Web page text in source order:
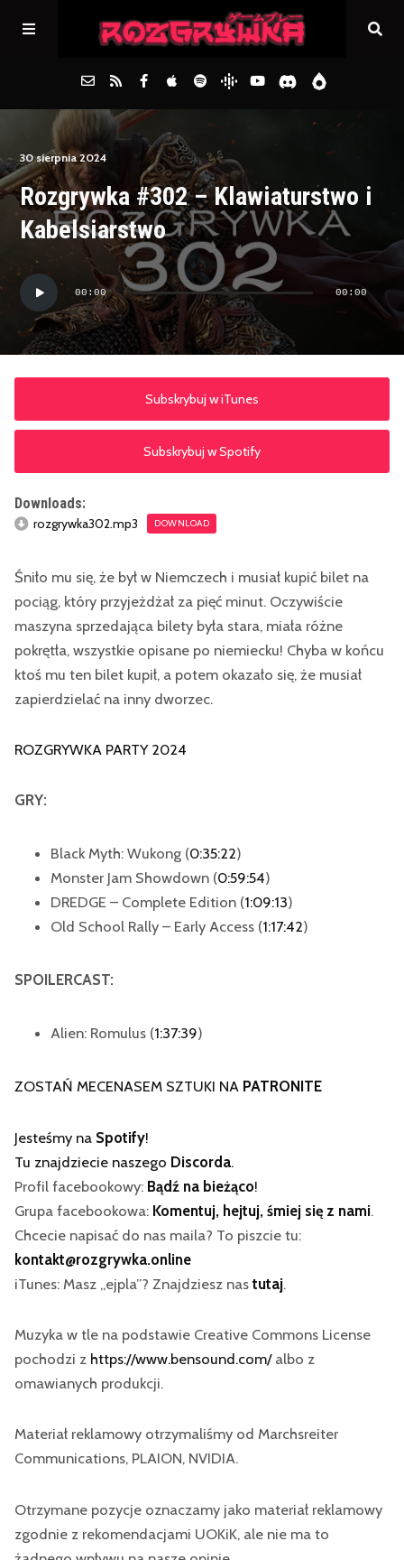
Główna
Archiwum
FAQs
Kontakt
30 sierpnia 2024
Rozgrywka #302 – Klawiaturstwo i
Kabelsiarstwo
Odtwarzacz
plików
dźwiękowych
00:00 00:00
Subskrybuj w iTunes
Subskrybuj w Spotify
Downloads:
rozgrywka302.mp3 DOWNLOAD
Śniło mu się, że był w Niemczech i musiał kupić bilet na
pociąg, który przyjeżdżał za pięć minut. Oczywiście
maszyna sprzedająca bilety była stara, miała różne
pokrętła, wszystkie opisane po niemiecku! Chyba w końcu
ktoś mu ten bilet kupił, a potem okazało się, że musiał
zapierdzielać na inny dworzec.
ROZGRYWKA PARTY 2024
GRY:
Black Myth: Wukong (0:35:22)
Monster Jam Showdown (0:59:54)
DREDGE – Complete Edition (1:09:13)
Old School Rally – Early Access (1:17:42)
SPOILERCAST:
Alien: Romulus (1:37:39)
ZOSTAŃ MECENASEM SZTUKI NA PATRONITE
Jesteśmy na Spotify!
Tu znajdziecie naszego Discorda.
Profil facebookowy: Bądź na bieżąco!
Grupa facebookowa: Komentuj, hejtuj, śmiej się z nami.
Chcecie napisać do nas maila? To piszcie tu:
kontakt@rozgrywka.online
iTunes: Masz „ejpla”? Znajdziesz nastutaj.
Muzyka w tle na podstawie Creative Commons License
pochodzi z https://www.bensound.com/albo z
omawianych produkcji.
Materiał reklamowy otrzymaliśmy od Marchsreiter
Communications, PLAION, NVIDIA.
Otrzymane pozycje oznaczamy jako materiał reklamowy
zgodnie z rekomendacjami UOKiK, ale nie ma to